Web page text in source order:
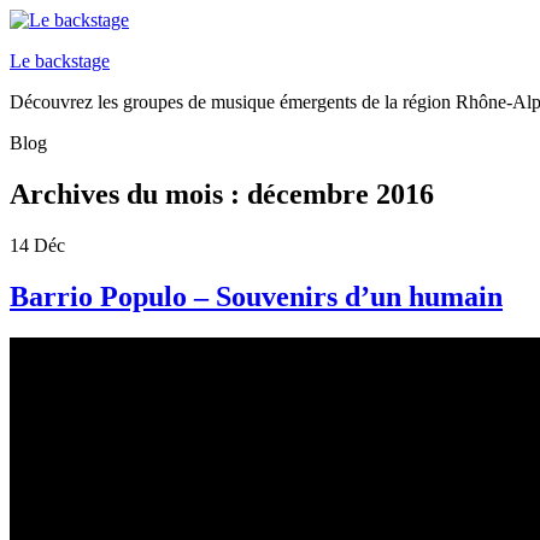
Le backstage
Découvrez les groupes de musique émergents de la région Rhône-
Blog
Archives du mois : décembre 2016
14 Déc
Barrio Populo – Souvenirs d’un humain